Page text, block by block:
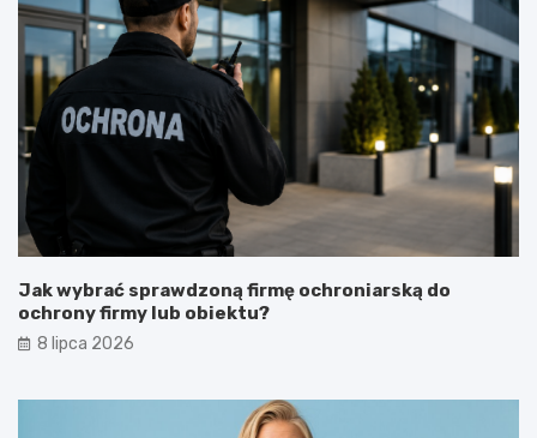
Jak wybrać sprawdzoną firmę ochroniarską do
ochrony firmy lub obiektu?
8 lipca 2026